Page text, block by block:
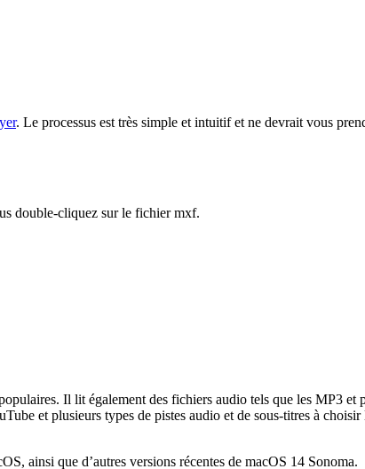
. Le processus est très simple et intuitif et ne devrait vous
double-cliquez sur le fichier mxf.
Il lit également des fichiers audio tels que les MP3 et
et plusieurs types de pistes audio et de sous-titres à
ainsi que d’autres versions récentes de macOS 14 Sonoma.